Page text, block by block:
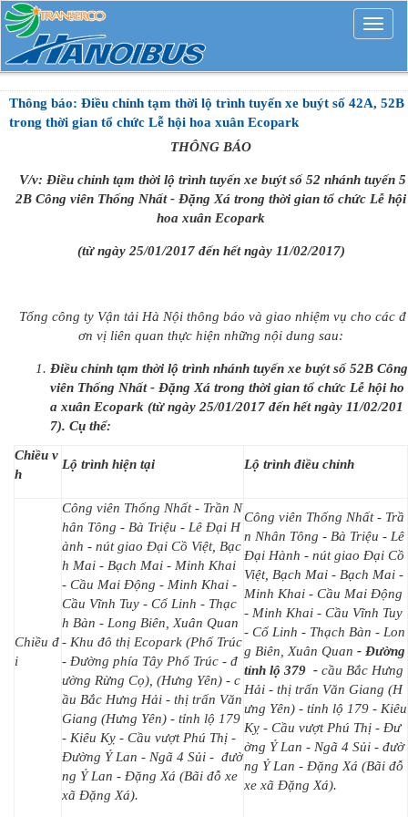
Mở
rộng
Thông báo: Điều chỉnh tạm thời lộ trình tuyến xe buýt số 42A, 52B
trong thời gian tổ chức Lễ hội hoa xuân Ecopark
THÔNG BÁO
V/v: Điều chỉnh tạm thời lộ trình tuyến xe buýt số 52 nhánh tuyến 5
2B Công viên Thống Nhất - Đặng Xá trong thời gian tổ chức Lễ hội
hoa xuân Ecopark
(từ ngày 25/01/2017 đến hết ngày 11/02/2017)
Tổng công ty Vận tải Hà Nội thông báo và giao nhiệm vụ cho các đ
ơn vị liên quan thực hiện những nội dung sau:
Điều chỉnh tạm thời lộ trình nhánh tuyến xe buýt số 52B Công
viên Thống Nhất - Đặng Xá trong thời gian tổ chức Lễ hội ho
a xuân Ecopark (từ ngày 25/01/2017 đến hết ngày 11/02/201
7). Cụ thể:
Chiều v
h
Lộ trình hiện tại Lộ trình điều chỉnh
Chiều đ
i
Công viên Thống Nhất - Trần N
hân Tông - Bà Triệu - Lê Đại H
ành - nút giao Đại Cồ Việt, Bạc
h Mai - Bạch Mai - Minh Khai
- Cầu Mai Động - Minh Khai -
Cầu Vĩnh Tuy - Cổ Linh - Thạc
h Bàn - Long Biên, Xuân Quan
- Khu đô thị Ecopark (Phố Trúc
- Đường phía Tây Phố Trúc - đ
ường Rừng Cọ), (Hưng Yên) - c
ầu Bắc Hưng Hải - thị trấn Văn
Giang (Hưng Yên) - tỉnh lộ 179
- Kiêu Kỵ - Cầu vượt Phú Thị -
Đường Ỷ Lan - Ngã 4 Sủi - đườ
ng Ỷ Lan - Đặng Xá (Bãi đỗ xe
xã Đặng Xá).
Công viên Thống Nhất - Trầ
n Nhân Tông - Bà Triệu - Lê
Đại Hành - nút giao Đại Cồ
Việt, Bạch Mai - Bạch Mai -
Minh Khai - Cầu Mai Động
- Minh Khai - Cầu Vĩnh Tuy
- Cổ Linh - Thạch Bàn - Lon
g Biên, Xuân Quan - Đường
tỉnh lộ 379 - cầu Bắc Hưng
Hải - thị trấn Văn Giang (H
ưng Yên) - tỉnh lộ 179 - Kiêu
Kỵ - Cầu vượt Phú Thị - Đư
ờng Ỷ Lan - Ngã 4 Sủi - đườ
ng Ỷ Lan - Đặng Xá (Bãi đỗ
xe xã Đặng Xá).